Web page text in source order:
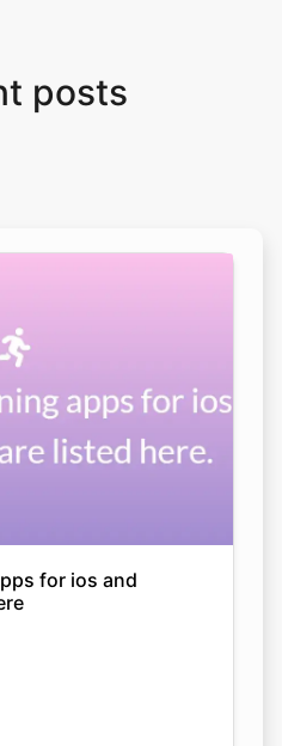
posts
for ios and